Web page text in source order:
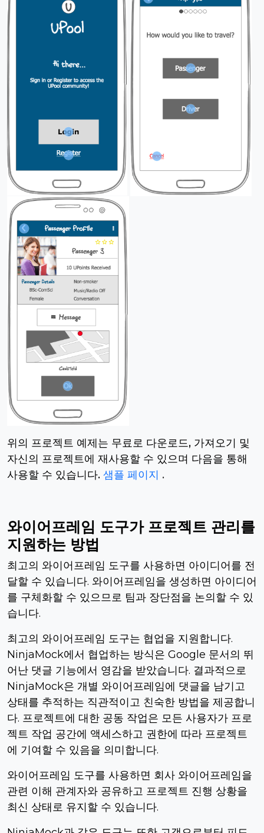
위의 프로젝트 예제는 무료로 다운로드, 가져오기 및
자신의 프로젝트에 재사용할 수 있으며 다음을 통해
사용할 수 있습니다. 샘플 페이지 .
와이어프레임 도구가 프로젝트 관리를
지원하는 방법
최고의 와이어프레임 도구를 사용하면 아이디어를 전
달할 수 있습니다. 와이어프레임을 생성하면 아이디어
를 구체화할 수 있으므로 팀과 장단점을 논의할 수 있
습니다.
최고의 와이어프레임 도구는 협업을 지원합니다.
NinjaMock에서 협업하는 방식은 Google 문서의 뛰
어난 댓글 기능에서 영감을 받았습니다. 결과적으로
NinjaMock은 개별 와이어프레임에 댓글을 남기고
상태를 추적하는 직관적이고 친숙한 방법을 제공합니
다. 프로젝트에 대한 공동 작업은 모든 사용자가 프로
젝트 작업 공간에 액세스하고 권한에 따라 프로젝트
에 기여할 수 있음을 의미합니다.
와이어프레임 도구를 사용하면 회사 와이어프레임을
관련 이해 관계자와 공유하고 프로젝트 진행 상황을
최신 상태로 유지할 수 있습니다.